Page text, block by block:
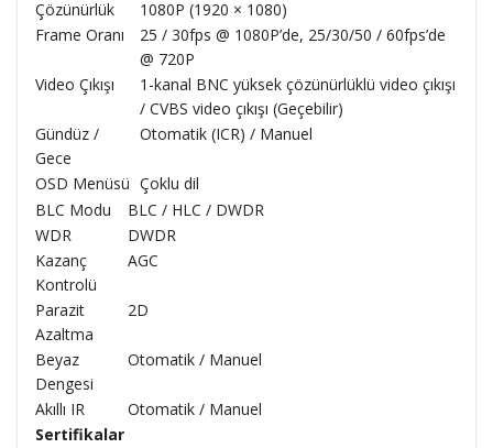
Çözünürlük
1080P (1920 × 1080)
Frame Oranı
25 / 30fps @ 1080P’de, 25/30/50 / 60fps’de
@ 720P
Video Çıkışı
1-kanal BNC yüksek çözünürlüklü video çıkışı
/ CVBS video çıkışı (Geçebilir)
Gündüz /
Gece
Otomatik (ICR) / Manuel
OSD Menüsü Çoklu dil
BLC Modu
BLC / HLC / DWDR
WDR
DWDR
Kazanç
Kontrolü
AGC
Parazit
Azaltma
2D
Beyaz
Dengesi
Otomatik / Manuel
Akıllı IR
Otomatik / Manuel
Sertifikalar